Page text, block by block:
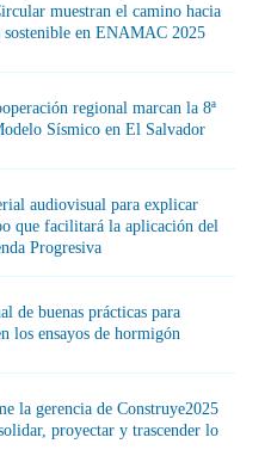
muestran el camino hacia
sostenible en ENAMAC 2025
regional marcan la 8ª
Sísmico en El Salvador
audiovisual para explicar
que facilitará la aplicación del
Progresiva
de buenas prácticas para
los ensayos de hormigón
la gerencia de Construye2025
proyectar y trascender lo